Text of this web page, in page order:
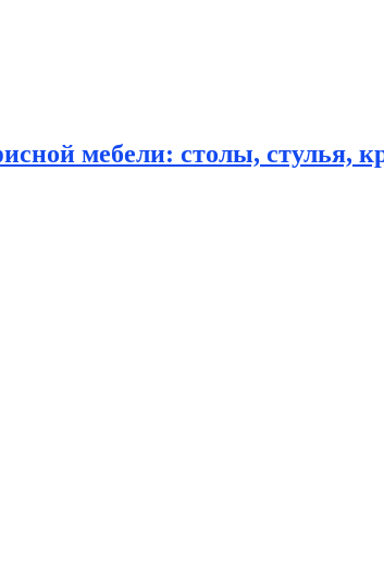
мебели: столы, стулья,